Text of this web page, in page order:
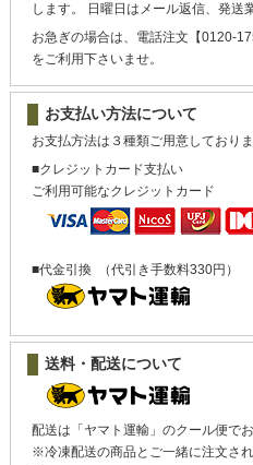
します。 日曜日はメール返信、発送
お急ぎの場合は、電話注文【0120-
をご利用下さいませ。
お支払い方法について
お支払方法は３種類ご用意しておりま
■クレジットカード支払い
ご利用可能なクレジットカード
■代金引換 （代引き手数料330円）
送料・配送について
配送は「ヤマト運輸」のクール便で
※冷凍配送の商品とご一緒に注文さ